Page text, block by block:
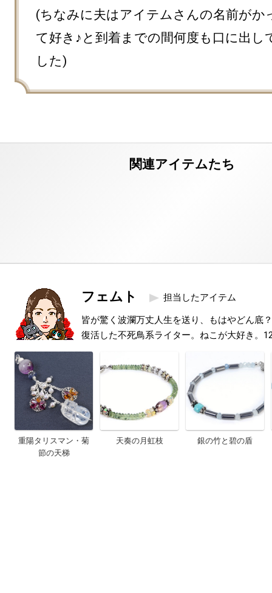
(ちなみに夫はアイテムさんの名前がか
て好き♪と到着までの間何度も口に出し
した)
フェムト 担当したアイテム
皆が驚く波瀾万丈人生を送り、もはやどん底
復活した不死鳥系ライター。ねこが大好き。
重陽タリスマン・菊
節の天梯
天奏の月虹枝 銀の竹と碧の盾